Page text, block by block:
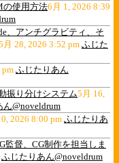
の使用方法6月 1, 2026 8:39
、アンチグラビティ、そ
月 28, 2026 3:52 pmふじた
pmふじたりあん
振り分けシステム5月 16,
ん@noveldrum
2026 8:00 pmふじたりあ
監督、CG制作を担当しま
ふじたりあん@noveldrum